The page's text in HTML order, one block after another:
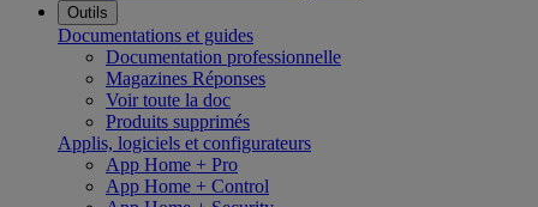
Outils
Documentations et guides
Documentation professionnelle
Magazines Réponses
Voir toute la doc
Produits supprimés
Applis, logiciels et configurateurs
App Home + Pro
App Home + Control